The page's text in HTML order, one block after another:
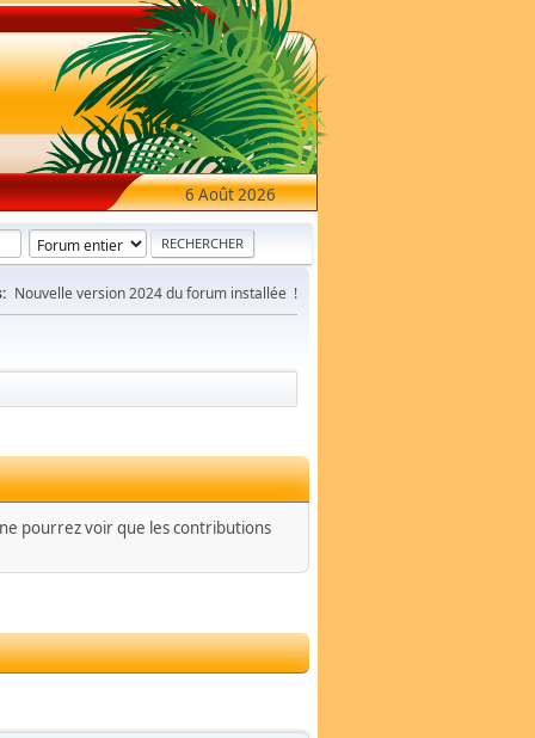
6 Août 2026
Nouvelle version 2024 du forum installée !
pourrez voir que les contributions